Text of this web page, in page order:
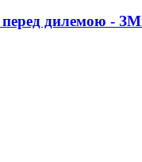
перед дилемою -